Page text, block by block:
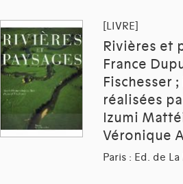
[LIVRE]
Rivières et
France
Fischesser
réalisées
Izumi
Véronique
Paris : Ed. de